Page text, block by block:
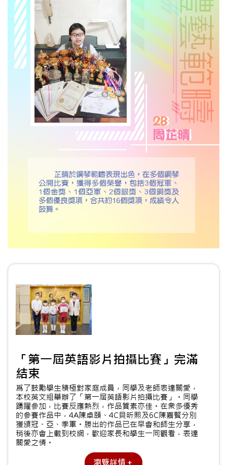
「第一屆英語影片拍攝比賽」完滿
結束
爲了鼓勵學生積極對家庭成員，同學及老師表達關愛，
本校英文組舉辦了「第一屆英語影片拍攝比賽」。同學
踴躍參加，比賽反應熱烈，作品質素亦佳。在衆多優秀
的參賽作品中，4A陳卓頤、4C貝昕熙及6C陳嘉賢分別
獲頒冠、亞、季軍。勝出的作品已在早會和師生分享，
稍後亦會上載到校網，歡迎家長和學生一同觀看，表達
關愛之情。
瀏覽詳情＋